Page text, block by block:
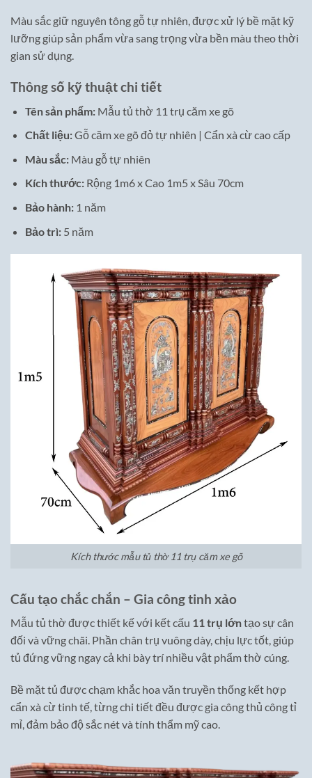
Màu sắc giữ nguyên tông gỗ tự nhiên, được xử lý bề mặt kỹ
lưỡng giúp sản phẩm vừa sang trọng vừa bền màu theo thời
gian sử dụng.
Thông số kỹ thuật chi tiết
Tên sản phẩm:Mẫu tủ thờ 11 trụ căm xe gõ
Chất liệu:Gỗ căm xe gõ đỏ tự nhiên | Cẩn xà cừ cao cấp
Màu sắc:Màu gỗ tự nhiên
Kích thước:Rộng 1m6 x Cao 1m5 x Sâu 70cm
Bảo hành:1 năm
Bảo trì:5 năm
Kích thước mẫu tủ thờ 11 trụ căm xe gõ
Cấu tạo chắc chắn – Gia công tinh xảo
Mẫu tủ thờ được thiết kế với kết cấu 11 trụ lớntạo sự cân
đối và vững chãi. Phần chân trụ vuông dày, chịu lực tốt, giúp
tủ đứng vững ngay cả khi bày trí nhiều vật phẩm thờ cúng.
Bề mặt tủ được chạm khắc hoa văn truyền thống kết hợp
cẩn xà cừ tinh tế, từng chi tiết đều được gia công thủ công tỉ
mỉ, đảm bảo độ sắc nét và tính thẩm mỹ cao.